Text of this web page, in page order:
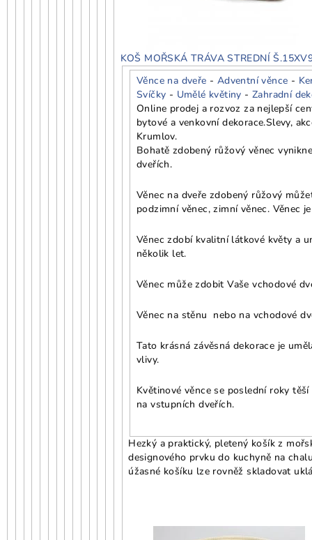
KOŠ MOŘSKÁ TRÁVA STREDNÍ
Věnce na dveře - Adventní věnce -
Svíčky - Umělé květiny - Zahradní
Online prodej a rozvoz za nejlepší
bytové a venkovní dekorace.Slevy,
Krumlov.
Bohatě zdobený růžový věnec
dveřích.
Věnec na dveře zdobený růžový
podzimní věnec, zimní věnec. Věnec
Věnec zdobí kvalitní látkové květy a
několik let.
Věnec může zdobit Vaše vchodové
Věnec na stěnu nebo na vchodové
Tato krásná závěsná dekorace je
vlivy.
Květinové věnce se poslední roky
na vstupních dveřích.
Hezký a praktický, pletený košík z
designového prvku do kuchyně na
úžasné košíku lze rovněž skladovat